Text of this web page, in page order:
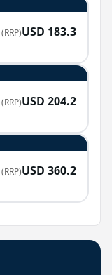
(RRP)USD 183.3
(RRP)USD 204.2
(RRP)USD 360.2